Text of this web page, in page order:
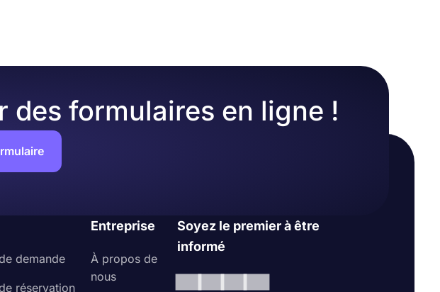
des formulaires en ligne !
demande
réservation
Entreprise
À propos de
nous
Soyez le premier à être
informé